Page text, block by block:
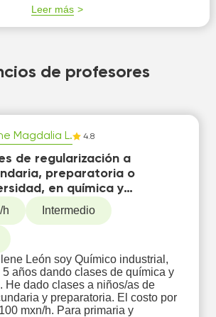
Leer más
de profesores
Magdalia L. 4.8
de regularización a
preparatoria o
en química y
h Intermedio
León soy Químico industrial,
5 años dando clases de química y
He dado clases a niños/as de
y preparatoria. El costo por
mxn/h. Para primaria y